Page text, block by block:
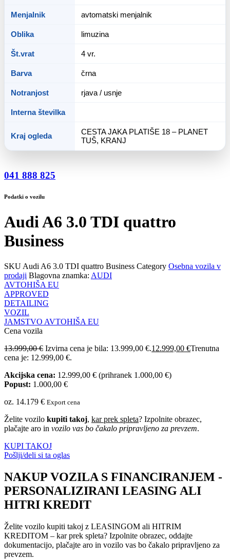
Menjalnik avtomatski menjalnik
Oblika limuzina
Št.vrat 4 vr.
Barva črna
Notranjost rjava / usnje
Interna številka
Kraj ogleda
CESTA JAKA PLATIŠE 18 – PLANET
TUŠ, KRANJ
041 888 825
Podatki o vozilu
Audi A6 3.0 TDI quattro
Business
SKU Audi A6 3.0 TDI quattro Business Category Osebna vozila v
prodaji Blagovna znamka: AUDI
AVTOHIŠA EU
APPROVED
DETAILING
VOZIL
JAMSTVO AVTOHIŠA EU
Cena vozila
13.999,00€ Izvirna cena je bila: 13.999,00 €.12.999,00 €Trenutna
cena je: 12.999,00 €.
Akcijska cena: 12.999,00 € (prihranek 1.000,00 €)
Popust: 1.000,00 €
oz. 14.179 € Export cena
Želite vozilo kupiti takoj, kar prek spleta? Izpolnite obrazec,
plačajte aro in vozilo vas bo čakalo pripravljeno za prevzem.
KUPI TAKOJ
Pošlji/deli si ta oglas
NAKUP VOZILA S FINANCIRANJEM -
PERSONALIZIRANI LEASING ALI
HITRI KREDIT
Želite vozilo kupiti takoj z LEASINGOM ali HITRIM
KREDITOM – kar prek spleta? Izpolnite obrazec, oddajte
dokumentacijo, plačajte aro in vozilo vas bo čakalo pripravljeno za
prevzem.